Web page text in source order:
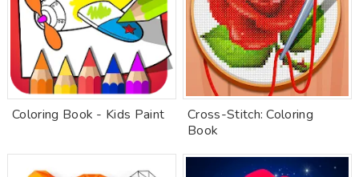
Coloring Book - Kids Paint
Cross-Stitch: Coloring
Book